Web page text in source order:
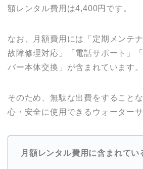
額レンタル費用は4,400円です。
なお、月額費用には「定期メンテ
故障修理対応」「電話サポート」
バー本体交換」が含まれています。
そのため、無駄な出費をすること
心・安全に使用できるウォーターサ
月額レンタル費用に含まれてい